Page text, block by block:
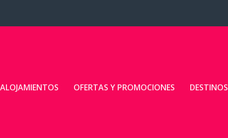
ALOJAMIENTOS OFERTAS Y PROMOCIONES DESTINOS